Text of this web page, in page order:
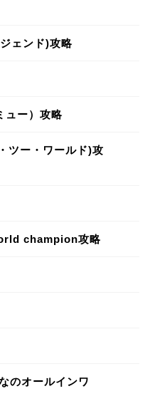
ェンド)攻略
ュー）攻略
ー・ワールド)攻
champion攻略
のオールインワ